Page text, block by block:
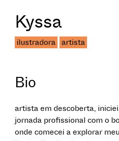
Kyssa
ilustradora artista
Bio
artista em descoberta,
jornada profissional com o
onde comecei a explorar